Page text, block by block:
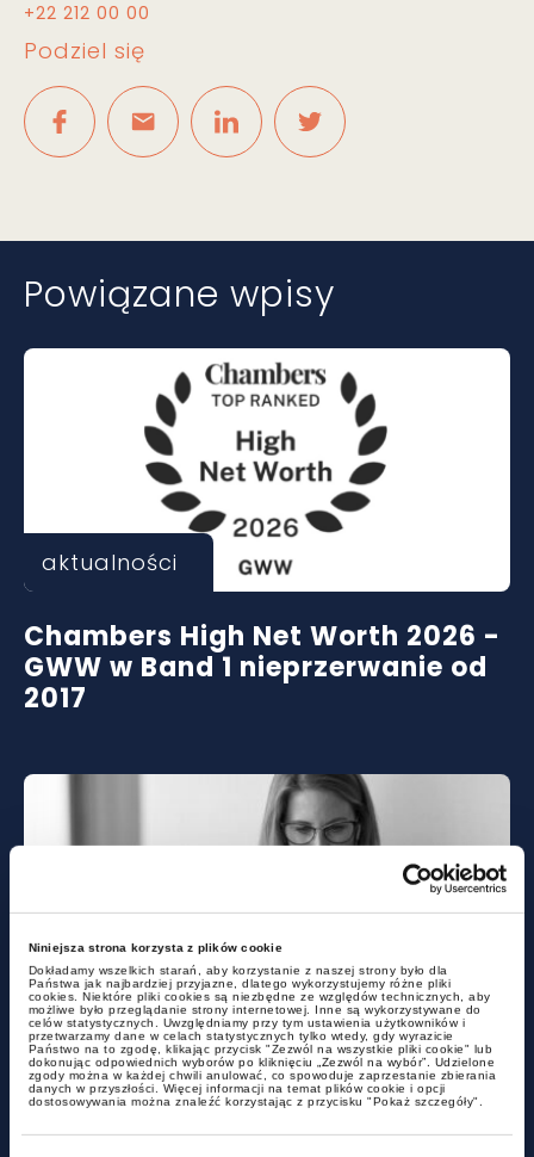
Niniejsza strona korzysta z plików cookie
Dokładamy wszelkich starań, aby korzystanie z naszej strony było dla
Państwa jak najbardziej przyjazne, dlatego wykorzystujemy różne pliki
cookies. Niektóre pliki cookies są niezbędne ze względów technicznych, aby
możliwe było przeglądanie strony internetowej. Inne są wykorzystywane do
celów statystycznych. Uwzględniamy przy tym ustawienia użytkowników i
przetwarzamy dane w celach statystycznych tylko wtedy, gdy wyrazicie
Państwo na to zgodę, klikając przycisk "Zezwól na wszystkie pliki cookie" lub
dokonując odpowiednich wyborów po kliknięciu „Zezwól na wybór”. Udzielone
zgody można w każdej chwili anulować, co spowoduje zaprzestanie zbierania
danych w przyszłości. Więcej informacji na temat plików cookie i opcji
dostosowywania można znaleźć korzystając z przycisku "Pokaż szczegóły".
+22 212 00 00
Podziel się
Powiązane wpisy
aktualności
Chambers High Net Worth 2026 -
GWW w Band 1 nieprzerwanie od
2017
aktualności
Już teraz inspektor pracy może
zdecydować, że Twoja umowa